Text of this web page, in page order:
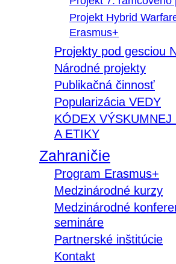
Projekt Hybrid
Erasmus+
Projekty pod gesciou
Národné projekty
Publikačná činnosť
Popularizácia VEDY
KÓDEX
A ETIKY
Zahraničie
Program Erasmus+
Medzinárodné kurzy
Medzinárodné
semináre
Partnerské inštitúcie
Kontakt